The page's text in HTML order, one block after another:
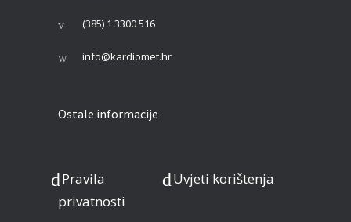
(385) 1 3300 516
info@kardiomet.hr
Ostale informacije
Pravila
privatnosti
Uvjeti korištenja